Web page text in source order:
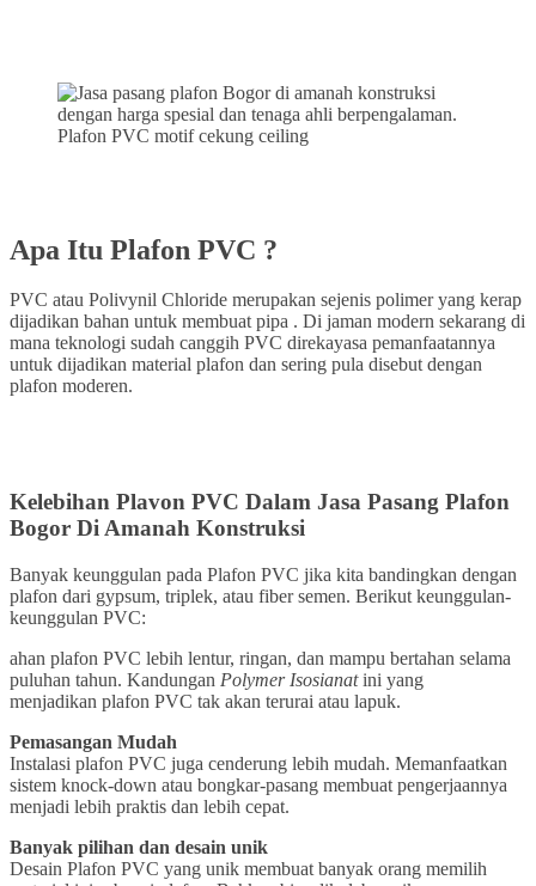
Plafon PVC motif cekung ceiling
Apa Itu Plafon PVC ?
PVC atau Polivynil Chloride merupakan sejenis polimer yang kerap
dijadikan bahan untuk membuat pipa . Di jaman modern sekarang di
mana teknologi sudah canggih PVC direkayasa pemanfaatannya
untuk dijadikan material plafon dan sering pula disebut dengan
plafon moderen.
Kelebihan Plavon PVC Dalam Jasa Pasang Plafon
Bogor Di Amanah Konstruksi
Banyak keunggulan pada Plafon PVC jika kita bandingkan dengan
plafon dari gypsum, triplek, atau fiber semen. Berikut keunggulan-
keunggulan PVC:
ahan plafon PVC lebih lentur, ringan, dan mampu bertahan selama
puluhan tahun. Kandungan Polymer Isosianatini yang
menjadikan plafon PVC tak akan terurai atau lapuk.
Pemasangan Mudah
Instalasi plafon PVC juga cenderung lebih mudah. Memanfaatkan
sistem knock-down atau bongkar-pasang membuat pengerjaannya
menjadi lebih praktis dan lebih cepat.
Banyak pilihan dan desain unik
Desain Plafon PVC yang unik membuat banyak orang memilih